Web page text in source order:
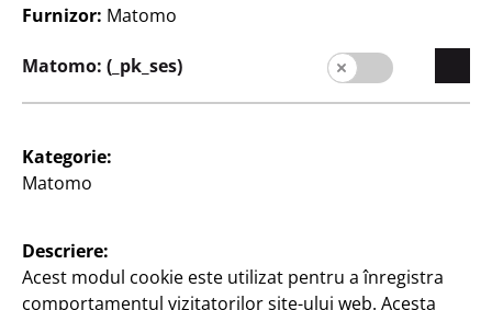
Protecția datelor
Furnizor: Matomo
Matomo: (_pk_ses)
Kategorie:
Matomo
Descriere:
Acest modul cookie este utilizat pentru a înregistra
comportamentul vizitatorilor site-ului web. Acesta